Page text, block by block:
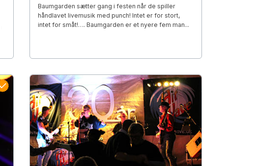
Baumgarden sætter gang i festen når de spiller
håndlavet livemusik med punch! Intet er for stort,
intet for småt!…. Baumgarden er et nyere fem man...